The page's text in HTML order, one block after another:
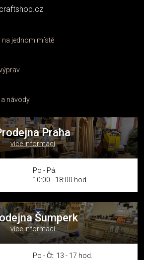
na jednom místě
a návody
Praha
více informací
Po - Pá:
10:00 - 18:00 hod.
Šumperk
více informací
Po - Čt: 13 - 17 hod.